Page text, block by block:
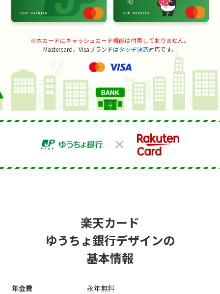
※本カードにキャッシュカード機能は付帯しておりません。
Mastercard、Visaブランドはタッチ決済対応です。
楽天カード
ゆうちょ銀行デザインの
基本情報
年会費 永年無料